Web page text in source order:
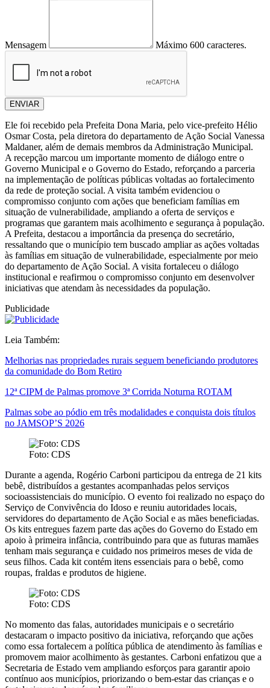
Mensagem Máximo 600 caracteres.
ENVIAR
Ele foi recebido pela Prefeita Dona Maria, pelo vice-prefeito Hélio
Osmar Costa, pela diretora do departamento de Ação Social Vanessa
Maldaner, além de demais membros da Administração Municipal.
A recepção marcou um importante momento de diálogo entre o
Governo Municipal e o Governo do Estado, reforçando a parceria
na implementação de políticas públicas voltadas ao fortalecimento
da rede de proteção social. A visita também evidenciou o
compromisso conjunto com ações que beneficiam famílias em
situação de vulnerabilidade, ampliando a oferta de serviços e
programas que garantem mais acolhimento e segurança à população.
A Prefeita, destacou a importância da presença do secretário,
ressaltando que o município tem buscado ampliar as ações voltadas
às famílias em situação de vulnerabilidade, especialmente por meio
do departamento de Ação Social. A visita fortaleceu o diálogo
institucional e reafirmou o compromisso conjunto em desenvolver
iniciativas que atendam às necessidades da população.
Publicidade
Leia Também:
Melhorias nas propriedades rurais seguem beneficiando produtores
da comunidade do Bom Retiro
12ª CIPM de Palmas promove 3ª Corrida Noturna ROTAM
Palmas sobe ao pódio em três modalidades e conquista dois títulos
no JAMSOP’S 2026
Foto: CDS
Durante a agenda, Rogério Carboni participou da entrega de 21 kits
bebê, distribuídos a gestantes acompanhadas pelos serviços
socioassistenciais do município. O evento foi realizado no espaço do
Serviço de Convivência do Idoso e reuniu autoridades locais,
servidores do departamento de Ação Social e as mães beneficiadas.
Os kits entregues fazem parte das ações do Governo do Estado em
apoio à primeira infância, contribuindo para que as futuras mamães
tenham mais segurança e cuidado nos primeiros meses de vida de
seus filhos. Cada kit contém itens essenciais para o bebê, como
roupas, fraldas e produtos de higiene.
Foto: CDS
No momento das falas, autoridades municipais e o secretário
destacaram o impacto positivo da iniciativa, reforçando que ações
como essa fortalecem a política pública de atendimento às famílias e
promovem maior acolhimento às gestantes. Carboni enfatizou que a
Secretaria de Estado vem ampliando esforços para garantir apoio
contínuo aos municípios, priorizando o bem-estar das crianças e o